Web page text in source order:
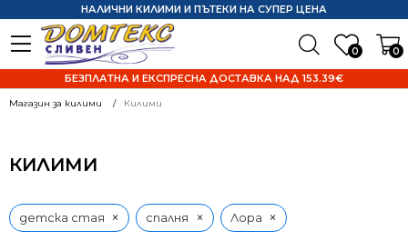
0 0
НАЛИЧНИ КИЛИМИ И ПЪТЕКИ НА СУПЕР ЦЕНА
БЕЗПЛАТНА И ЕКСПРЕСНА ДОСТАВКА НАД 153.39€
Магазин за килими Килими
КИЛИМИ
детска стая × спалня × Лора ×